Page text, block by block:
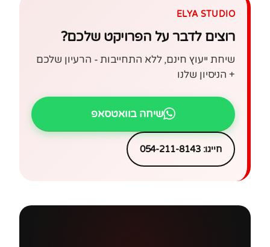
ELYA STUDIO
רוצים לדבר על הפרויקט שלכם?
שיחת ייעוץ חינם, ללא התחייבות - הרעיון שלכם
+ הניסיון שלנו
שיחה בוואטסאפ
חייגו: 054-211-8143